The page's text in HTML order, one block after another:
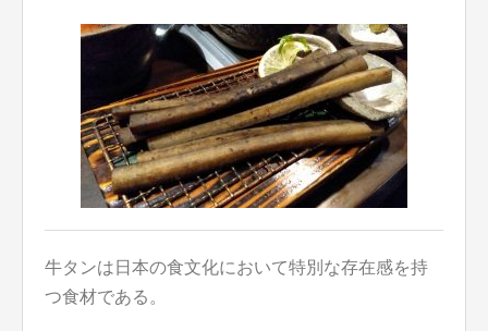
牛タンは日本の食文化において特別な存在感を持
つ食材である。